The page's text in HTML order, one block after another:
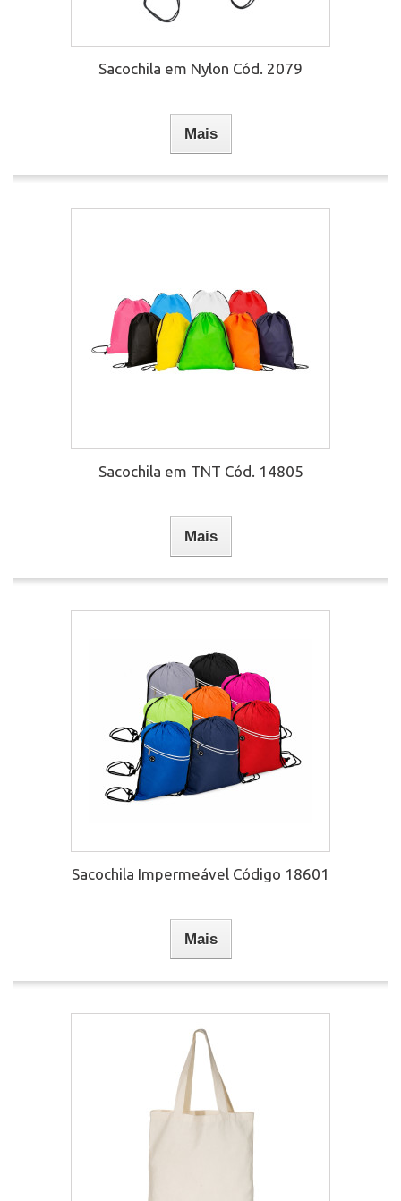
Sacochila em Nylon Cód. 2079
Mais
Sacochila em TNT Cód. 14805
Mais
Sacochila Impermeável Código 18601
Mais